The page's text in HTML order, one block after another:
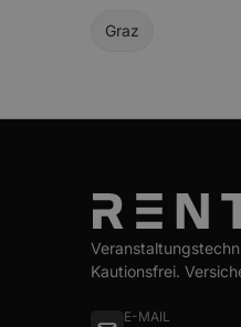
Graz
Kautionsfrei.
E-MAIL